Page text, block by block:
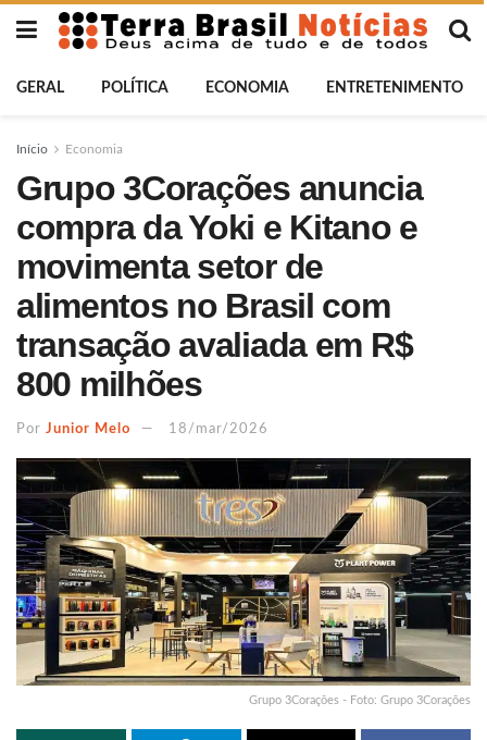
GERAL POLÍTICA ECONOMIA ENTRETENIMENTO
Início Economia
Grupo 3Corações anuncia
compra da Yoki e Kitano e
movimenta setor de
alimentos no Brasil com
transação avaliada em R$
800 milhões
Por Junior Melo 18/mar/2026
Grupo 3Corações - Foto: Grupo 3Corações